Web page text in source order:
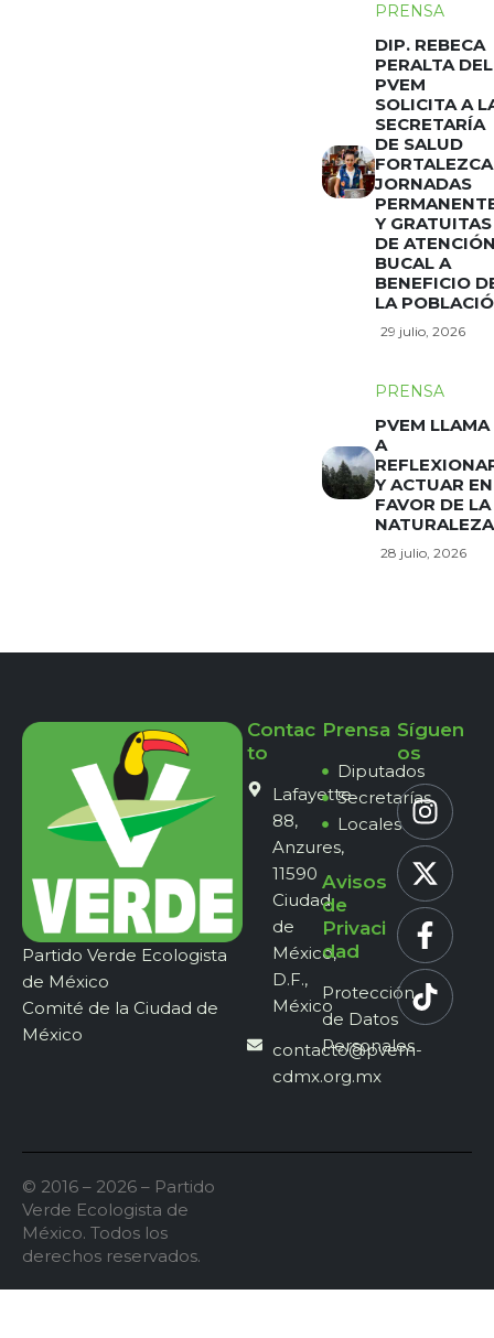
PRENSA
DIP. REBECA
PERALTA DEL
PVEM
SOLICITA A
SECRETARÍA
DE SALUD
FORTALEZCA
JORNADAS
Y GRATUITAS
DE
BUCAL A
BENEFICIO
LA
29 julio, 2026
PRENSA
PVEM LLAMA
A
Y ACTUAR EN
FAVOR DE LA
NATURALEZA
28 julio, 2026
Partido Verde Ecologista
de México
Comité de la Ciudad de
México
Contac
to
Lafayette
88,
Anzures,
11590
Ciudad
de
México,
D.F.,
México
contacto@pvem-
cdmx.org.mx
Prensa
Diputados
Secretarías
Locales
Avisos
de
Privaci
dad
Protección
de Datos
Personales
Síguen
os
© 2016 – 2026 – Partido
Verde Ecologista de
México. Todos los
derechos reservados.